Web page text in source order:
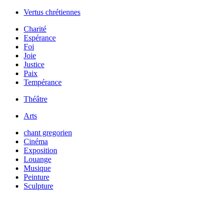
Vertus chrétiennes
Charité
Espérance
Foi
Joie
Justice
Paix
Tempérance
Théâtre
Arts
chant gregorien
Cinéma
Exposition
Louange
Musique
Peinture
Sculpture